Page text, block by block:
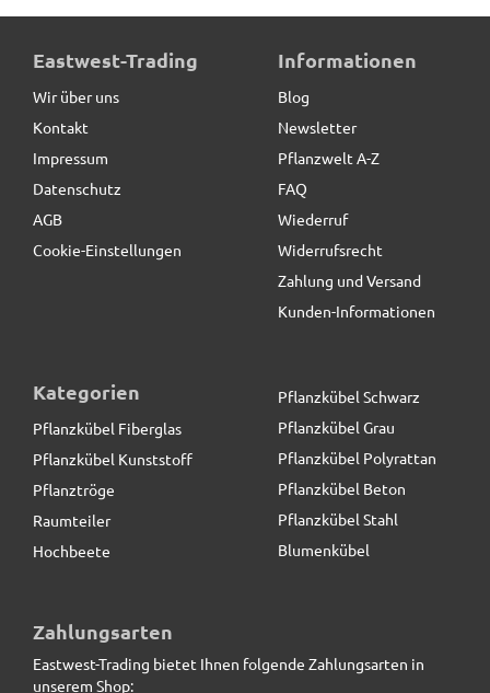
Raumteiler aus Cortenstahl, rostfarben - jetzt reduziert
319,00 € *statt
17,90 € *
Eastwest-Trading
Wir über uns
Kontakt
Impressum
Datenschutz
AGB
Cookie-Einstellungen
Informationen
Blog
Newsletter
Pflanzwelt A-Z
FAQ
Wiederruf
Widerrufsrecht
Zahlung und Versand
Kunden-Informationen
Kategorien
Pflanzkübel Fiberglas
Pflanzkübel Kunststoff
Pflanztröge
Raumteiler
Hochbeete
Pflanzkübel Schwarz
Pflanzkübel Grau
Pflanzkübel Polyrattan
Pflanzkübel Beton
Pflanzkübel Stahl
Blumenkübel
Zahlungsarten
Eastwest-Trading bietet Ihnen folgende Zahlungsarten in
unserem Shop: